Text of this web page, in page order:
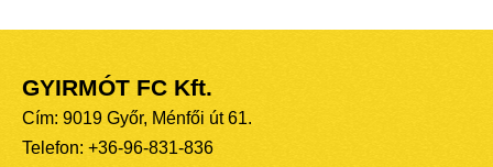
GYIRMÓT FC Kft.
Cím: 9019 Győr, Ménfői út 61.
Telefon: +36-96-831-836